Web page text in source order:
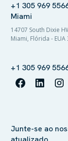
Junte-se ao
+1 305 969
Miami
14707 South Dixie
Miami, Flórida - EUA
+1 305 969